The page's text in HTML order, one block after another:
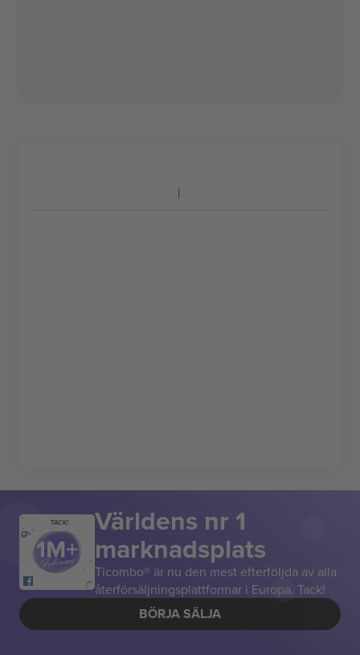
TACK! Världens nr 1
marknadsplats
Ticombo® är nu den mest efterföljda av alla
återförsäljningsplattformar i Europa. Tack!
BÖRJA SÄLJA